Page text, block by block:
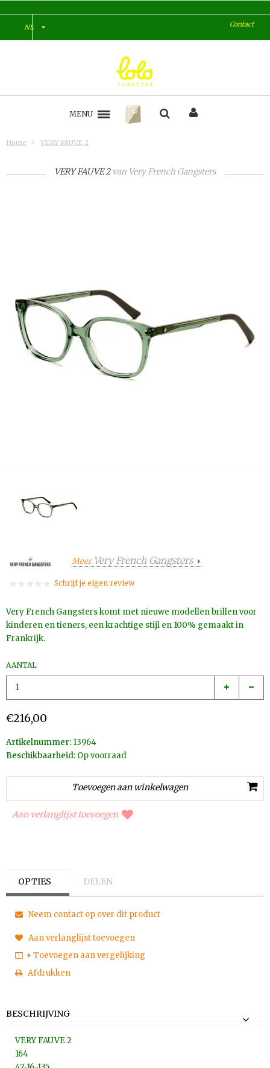
NL Contact
MENU
Home VERY FAUVE 2
VERY FAUVE 2 van Very French Gangsters
Meer Very French Gangsters
Schrijf je eigen review
Very French Gangsters komt met nieuwe modellen brillen voor
kinderen en tieners, een krachtige stijl en 100% gemaakt in
Frankrijk.
AANTAL
€216,00
Artikelnummer: 13964
Beschikbaarheid: Op voorraad
Aan verlanglijst toevoegen
OPTIES DELEN
Neem contact op over dit product
Aan verlanglijst toevoegen
+ Toevoegen aan vergelijking
Afdrukken
BESCHRIJVING
VERY FAUVE 2
164